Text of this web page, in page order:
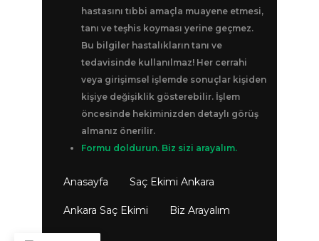
hastasını tıbbi amaçla muayene etmesi,
tanı ve teşhis koyması yerine geçmez.
Bu bilgiler hastalıkların tanı ve
tedavisinde kullanılmaz! Her cerrahi
veya girişimsel işlemde sonuçlar kişiden
kişiye değişiklik gösterebilir. İşlem
öncesinde hekiminizden detaylı görüş
almanız önerilir.
Formu doldurun. Biz sizi arayalım.
Anasayfa Saç Ekimi Ankara
Ankara Saç Ekimi Biz Arayalım